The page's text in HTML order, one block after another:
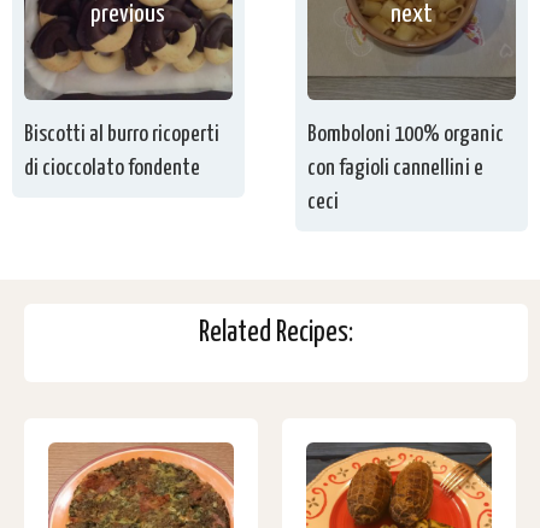
previous
Biscotti al burro ricoperti
di cioccolato fondente
next
Bomboloni 100% organic
con fagioli cannellini e
ceci
Related Recipes: